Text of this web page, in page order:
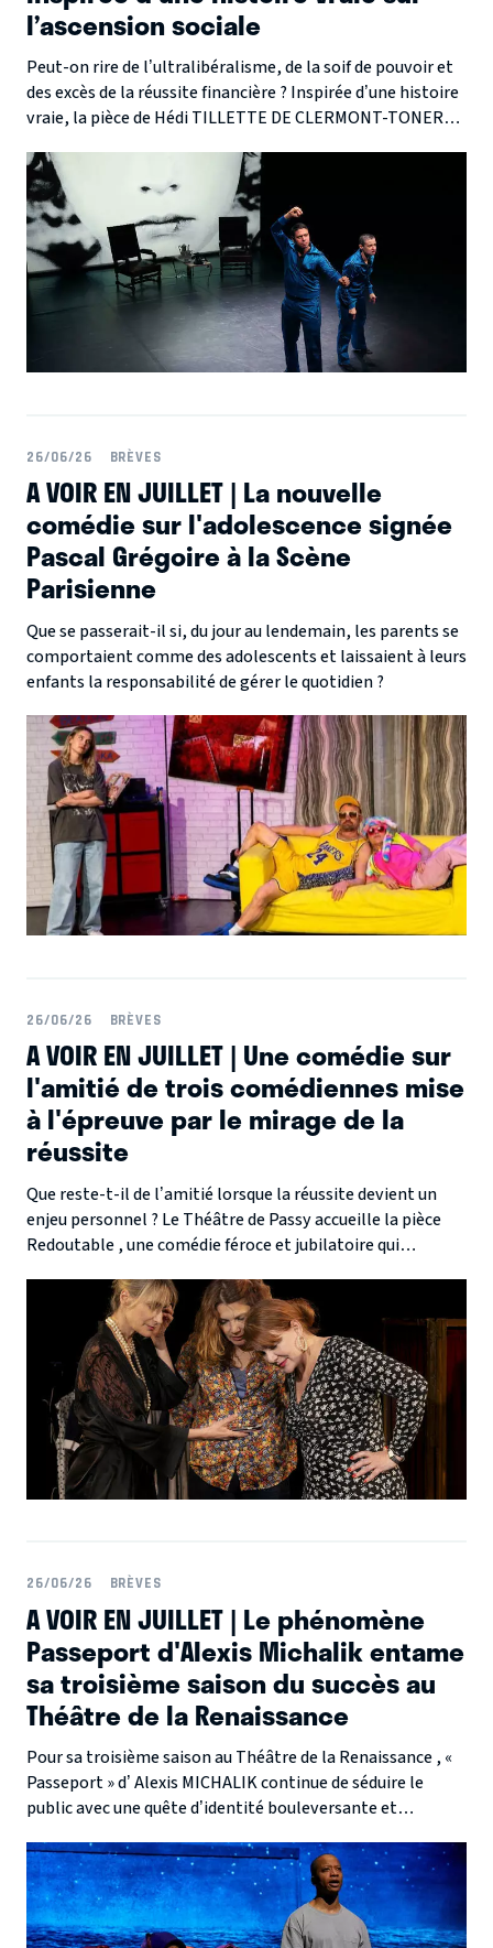
l’ascension sociale
Peut-on rire de l’ultralibéralisme, de la soif de pouvoir et
des excès de la réussite financière ? Inspirée d’une histoire
vraie, la pièce de Hédi TILLETTE DE CLERMONT-TONERRE
écossais partis de rien pour bâtir l’une des plus grandes
fortunes du Royaume-Uni.
26/06/26 BRÈVES
A VOIR EN JUILLET | La nouvelle
comédie sur l'adolescence signée
Pascal Grégoire à la Scène
Parisienne
Que se passerait-il si, du jour au lendemain, les parents se
comportaient comme des adolescents et laissaient à leurs
enfants la responsabilité de gérer le quotidien ?
26/06/26 BRÈVES
A VOIR EN JUILLET | Une comédie sur
l'amitié de trois comédiennes mise
à l'épreuve par le mirage de la
réussite
Que reste-t-il de l’amitié lorsque la réussite devient un
enjeu personnel ? Le Théâtre de Passy accueille la pièce
Redoutable , une comédie féroce et jubilatoire qui
semblants des relations humaines.
26/06/26 BRÈVES
A VOIR EN JUILLET | Le phénomène
Passeport d'Alexis Michalik entame
sa troisième saison du succès au
Théâtre de la Renaissance
Pour sa troisième saison au Théâtre de la Renaissance , «
Passeport » d’ Alexis MICHALIK continue de séduire le
public avec une quête d’identité bouleversante et